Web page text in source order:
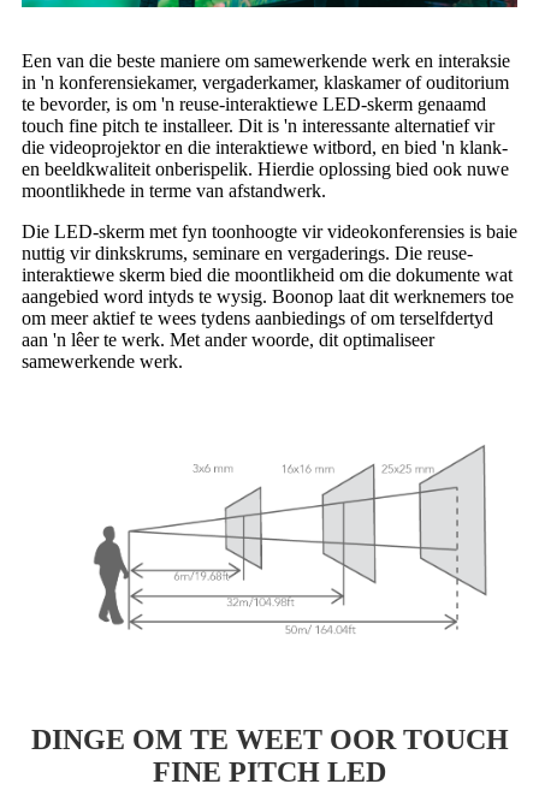
Een van die beste maniere om samewerkende werk en interaksie
in 'n konferensiekamer, vergaderkamer, klaskamer of ouditorium
te bevorder, is om 'n reuse-interaktiewe LED-skerm genaamd
touch fine pitch te installeer. Dit is 'n interessante alternatief vir
die videoprojektor en die interaktiewe witbord, en bied 'n klank-
en beeldkwaliteit onberispelik. Hierdie oplossing bied ook nuwe
moontlikhede in terme van afstandwerk.
Die LED-skerm met fyn toonhoogte vir videokonferensies is baie
nuttig vir dinkskrums, seminare en vergaderings. Die reuse-
interaktiewe skerm bied die moontlikheid om die dokumente wat
aangebied word intyds te wysig. Boonop laat dit werknemers toe
om meer aktief te wees tydens aanbiedings of om terselfdertyd
aan 'n lêer te werk. Met ander woorde, dit optimaliseer
samewerkende werk.
DINGE OM TE WEET OOR TOUCH
FINE PITCH LED